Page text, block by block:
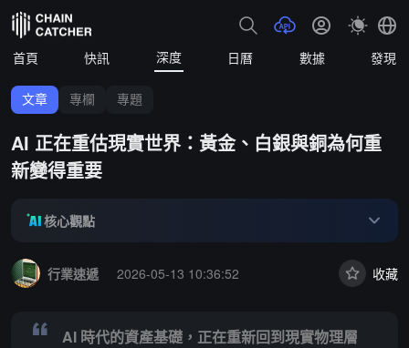
首頁 快訊 深度 日曆 數據 發現
文章 專欄 專題
AI 正在重估現實世界：黃金、白銀與銅為何重
新變得重要
核心觀點
行業速遞
2026-05-13 10:36:52 收藏
AI 時代的資產基礎，正在重新回到現實物理層